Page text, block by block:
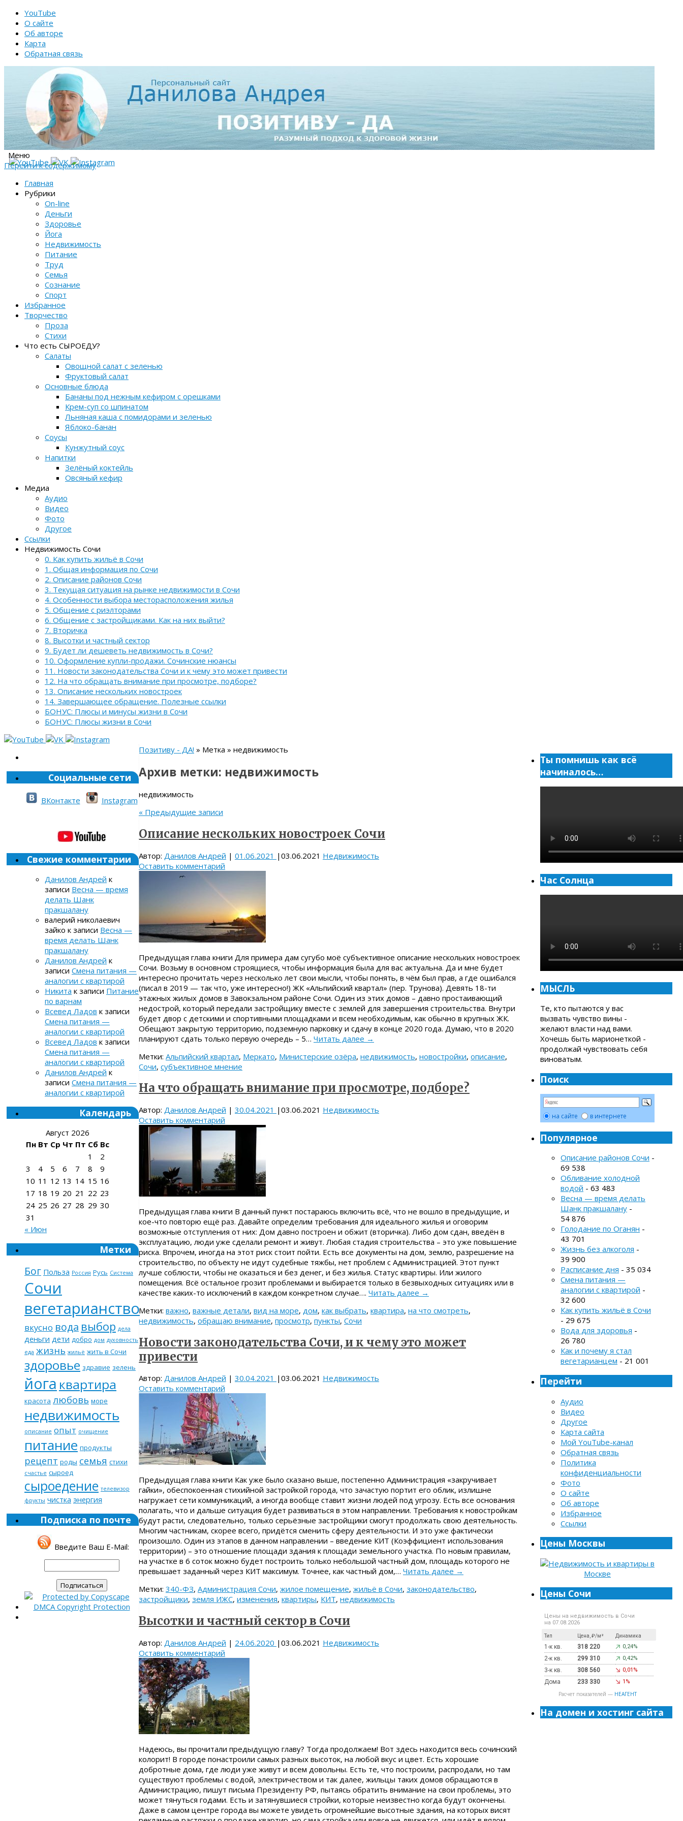
YouTube
О сайте
Об авторе
Карта
Обратная связь
Меню
Перейти к содержимому
Главная
Рубрики
On-line
Деньги
Здоровье
Йога
Недвижимость
Питание
Труд
Семья
Сознание
Спорт
Избранное
Творчество
Проза
Стихи
Что есть СЫРОЕДУ?
Салаты
Овощной салат с зеленью
Фруктовый салат
Основные блюда
Бананы под нежным кефиром с орешками
Крем-суп со шпинатом
Льняная каша с помидорами и зеленью
Яблоко-банан
Соусы
Кунжутный соус
Напитки
Зелёный коктейль
Овсяный кефир
Медиа
Аудио
Видео
Фото
Другое
Ссылки
Недвижимость Сочи
0. Как купить жильё в Сочи
1. Общая информация по Сочи
2. Описание районов Сочи
3. Текущая ситуация на рынке недвижимости в Сочи
4. Особенности выбора месторасположения жилья
5. Общение с риэлторами
6. Общение с застройщиками. Как на них выйти?
7. Вторичка
8. Высотки и частный сектор
9. Будет ли дешеветь недвижимость в Сочи?
10. Оформление купли-продажи. Сочинские нюансы
11. Новости законодательства Сочи и к чему это может привести
12. На что обращать внимание при просмотре, подборе?
13. Описание нескольких новостроек
14. Завершающее обращение. Полезные ссылки
БОНУС: Плюсы и минусы жизни в Сочи
БОНУС: Плюсы жизни в Сочи
Позитиву - ДА! » Метка » недвижимость
Архив метки: недвижимость
недвижимость
« Предыдущие записи
Описание нескольких новостроек Сочи
Автор: Данилов Андрей | 01.06.2021 | 03.06.2021 Недвижимость
Оставить комментарий
Предыдущая глава книги Для примера дам сугубо моё субъективное описание нескольких новостроек
Сочи. Возьму в основном строящиеся, чтобы информация была для вас актуальна. Да и мне будет
интересно прочитать через несколько лет свои мысли, чтобы понять, в чём был прав, а где ошибался
(писал в 2019 — так что, уже интересно!) ЖК «Альпийский квартал» (пер. Трунова). Девять 18-ти
этажных жилых домов в Завокзальном районе Сочи. Один из этих домов – давно простаивающий
недострой, который передали застройщику вместе с землей для завершения строительства. Внутри
будет двор с детскими и спортивными площадками и всем необходимым, как обычно в крупных ЖК.
Обещают закрытую территорию, подземную парковку и сдачу в конце 2020 года. Думаю, что в 2020
планируют сдать только первую очередь – 5… Читать далее →
Метки: Альпийский квартал, Меркато, Министерские озёра, недвижимость, новостройки, описание,
Сочи, субъективное мнение
На что обращать внимание при просмотре, подборе?
Автор: Данилов Андрей | 30.04.2021 | 03.06.2021 Недвижимость
Оставить комментарий
Предыдущая глава книги В данный пункт постараюсь включить всё, что не вошло в предыдущие, и
кое-что повторю ещё раз. Давайте определим требования для идеального жилья и оговорим
возможные отступления от них: Дом давно построен и обжит (вторичка). Либо дом сдан, введён в
эксплуатацию, люди уже сделали ремонт и живут. Любая стадия строительства – это уже повышение
риска. Впрочем, иногда на этот риск стоит пойти. Есть все документы на дом, землю, разрешение на
строительство, по объекту не идут судебные тяжбы, нет проблем с Администрацией. Этот пункт
лучше соблюсти, чтобы не оказаться и без денег, и без жилья. Статус квартиры. Или жилого
помещения. Всё остальное грозит проблемами и выбирается только в безвыходных ситуациях или в
качестве каких-то исключений в каждом конкретном случае…. Читать далее →
Метки: важно, важные детали, вид на море, дом, как выбрать, квартира, на что смотреть,
недвижимость, обращаю внимание, просмотр, пункты, Сочи
Новости законодательства Сочи, и к чему это может
привести
Автор: Данилов Андрей | 30.04.2021 | 03.06.2021 Недвижимость
Оставить комментарий
Предыдущая глава книги Как уже было сказано выше, постепенно Администрация «закручивает
гайки», обеспокоенная стихийной застройкой города, что зачастую портит его облик, излишне
нагружает сети коммуникаций, а иногда вообще ставит жизни людей под угрозу. Есть все основания
полагать, что и дальше ситуация будет развиваться в этом направлении. Требования к новостройкам
будут расти, следовательно, только серьёзные застройщики смогут продолжать свою деятельность.
Многим частникам, скорее всего, придётся сменить сферу деятельности. И это уже фактически
произошло. Один из этапов в данном направлении – введение КИТ (Коэффициент использования
территории) – это отношение площади здания к площади земельного участка. По новым правилам,
на участке в 6 соток можно будет построить только небольшой частный дом, площадь которого не
превышает заданный через КИТ максимум. Точнее, как частный дом,… Читать далее →
Метки: 340-ФЗ, Администрация Сочи, жилое помещение, жильё в Сочи, законодательство,
застройщики, земля ИЖС, изменения, квартиры, КИТ, недвижимость
Высотки и частный сектор в Сочи
Автор: Данилов Андрей | 24.06.2020 | 03.06.2021 Недвижимость
Оставить комментарий
Надеюсь, вы прочитали предыдущую главу? Тогда продолжаем! Вот здесь находится весь сочинский
колорит! В городе понастроили самых разных высоток, на любой вкус и цвет. Есть хорошие
добротные дома, где люди уже живут и всем довольны. Есть те, что построили, распродали, но там
существуют проблемы с водой, электричеством и так далее, жильцы таких домов обращаются в
Администрацию, пишут письма Президенту РФ, пытаясь обратить внимание на свои проблемы, это
может тянуться годами. Есть и затянувшиеся стройки, которые неизвестно когда будут окончены.
Даже в самом центре города вы можете увидеть огромнейшие высотные здания, на которых висят
Социальные сети
ВКонтакте Instagram
Свежие комментарии
Данилов Андрей к
записи Весна — время
делать Шанк
пракшалану
валерий николаевич
зайко к записи Весна —
время делать Шанк
пракшалану
Данилов Андрей к
записи Смена питания —
аналогии с квартирой
Никита к записи Питание
по варнам
Всевед Ладов к записи
Смена питания —
аналогии с квартирой
Всевед Ладов к записи
Смена питания —
аналогии с квартирой
Данилов Андрей к
записи Смена питания —
аналогии с квартирой
Календарь
Август 2026
Пн Вт Ср Чт Пт Сб Вс
1
2
3
4 5 6 7 8
9
10 11 12 13 14 15 16
17 18 19 20 21 22 23
24 25 26 27 28 29 30
31
« Июн
Метки
Бог Польза Россия Русь Система
Сочи
вегетарианство
вкусно вода выбор дела
деньги дети добро дом духовность
еда жизнь жильё жить в Сочи
здоровье здравие зелень
йога квартира
красота любовь море
недвижимость
описание опыт очищение
питание продукты
рецепт роды семья стихи
счастье сыроед
сыроедение телевизор
фрукты чистка энергия
Подписка по почте
Введите Ваш E-Mail:
Ты помнишь как всё
начиналось…
Час Солнца
МЫСЛЬ
Те, кто пытаются у вас
вызвать чувство вины -
желают власти над вами.
Хочешь быть марионеткой -
продолжай чувствовать себя
виноватым.
Поиск
на сайте в интернете
Популярное
Описание районов Сочи -
69 538
Обливание холодной
водой - 63 483
Весна — время делать
Шанк пракшалану -
54 876
Голодание по Оганян -
43 701
Жизнь без алкоголя -
39 900
Расписание дня - 35 034
Смена питания —
аналогии с квартирой -
32 600
Как купить жильё в Сочи
- 29 675
Вода для здоровья -
26 780
Как и почему я стал
вегетарианцем - 21 001
Перейти
Аудио
Видео
Другое
Карта сайта
Мой YouTube-канал
Обратная связь
Политика
конфиденциальности
Фото
О сайте
Об авторе
Избранное
Ссылки
Цены Москвы
Цены Сочи
Цены на недвижимость в Сочи
на 07.08.2026
Тип Цена, ₽/м² Динамика
1-к кв. 318 220 0,24%
2-к кв. 299 310 0,42%
3-к кв. 308 560 0,01%
Дома 233 330 1%
Расчет показателей — НЕАГЕНТ
На домен и хостинг сайта